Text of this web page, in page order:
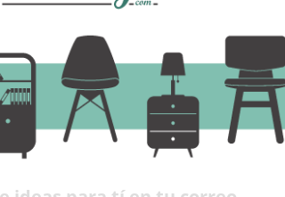
+ Añadir al
Ver opciones
IVA incluido en el precio
Transporte:
36,30€
Plazo de entrega aproximado:
6
Disponible